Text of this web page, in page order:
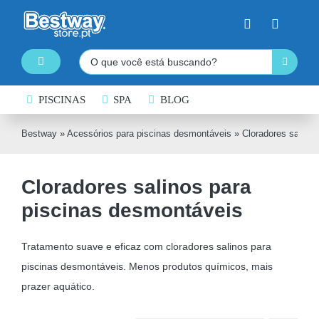
content
Toggle
PISCINAS DESMONTÁVEIS
SPA INSUFLÁVEL
CAIAQUES INSUFLÁVEIS
BARCOS INSUFLÁVEIS
INSUFLÁVEIS DE ÁGUA
EQUIPAMENTO DE NATAÇÃO
Pesquisar
PISCINAS SPA BLOG
Bestway» Acessórios para piscinas desmontáveis » Cloradores
Cloradores salinos para
piscinas desmontáveis
Tratamento suave e eficaz com cloradores salinos para
piscinas desmontáveis. Menos produtos químicos, mais
prazer aquático.